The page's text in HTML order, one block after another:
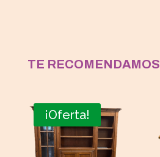
TE RECOMENDAMOS
¡Oferta!